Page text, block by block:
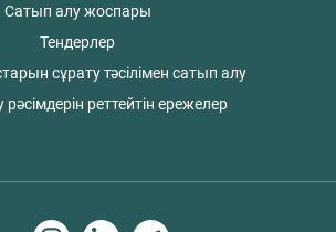
Сатып алу жоспары
Тендерлер
сұрату тәсілімен сатып алу
реттейтін ережелер